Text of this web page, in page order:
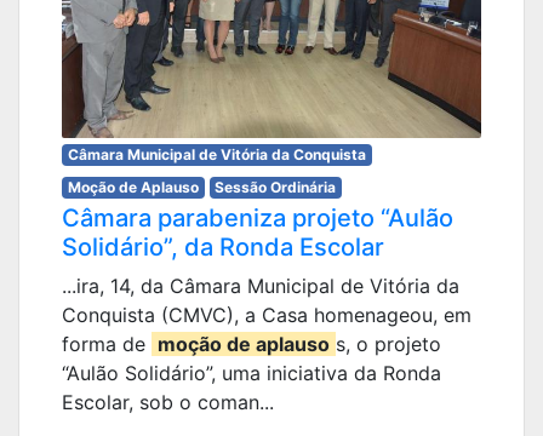
Câmara Municipal de Vitória da Conquista
Moção de Aplauso
Sessão Ordinária
Câmara parabeniza projeto “Aulão
Solidário”, da Ronda Escolar
...ira, 14, da Câmara Municipal de Vitória da
Conquista (CMVC), a Casa homenageou, em
forma de moção de aplauso s, o projeto
“Aulão Solidário”, uma iniciativa da Ronda
Escolar, sob o coman...